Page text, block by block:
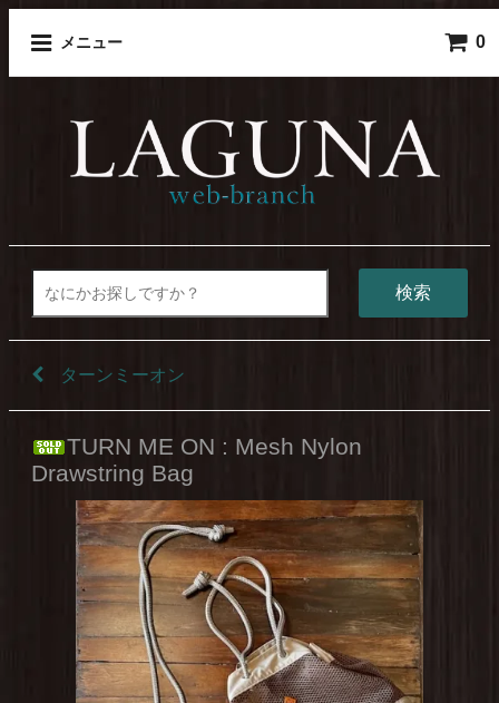
メニュー 0
検索
ターンミーオン
TURN ME ON : Mesh Nylon
Drawstring Bag